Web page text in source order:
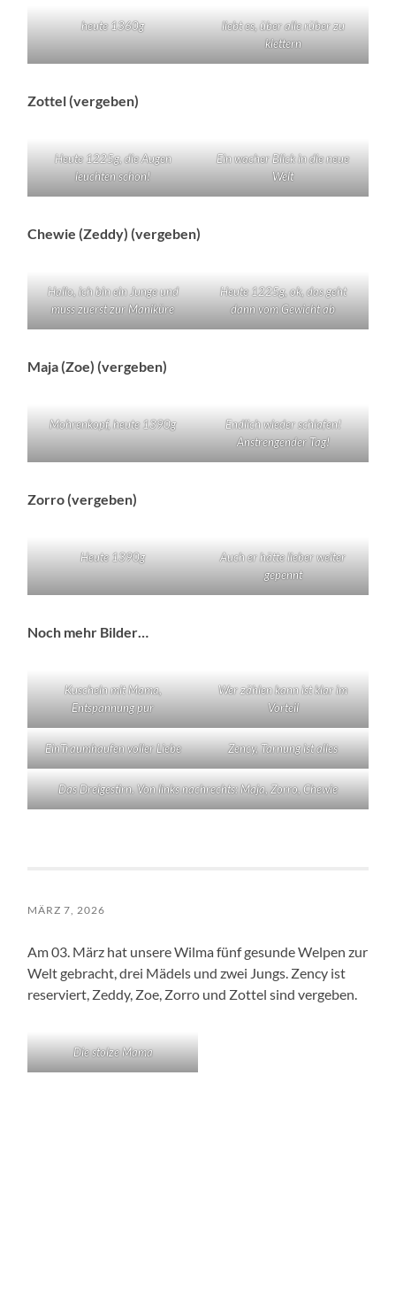
heute 1360g
liebt es, über alle rüber zu
klettern
Zottel (vergeben)
Heute 1225g, die Augen
leuchten schon!
Ein wacher Blick in die neue
Welt
Chewie (Zeddy) (vergeben)
Hallo, ich bin ein Junge und
muss zuerst zur Maniküre
Heute 1225g, ok, das geht
dann vom Gewicht ab
Maja (Zoe) (vergeben)
Mohrenkopf, heute 1390g
Endlich wieder schlafen!
Anstrengender Tag!
Zorro (vergeben)
Heute 1390g
Auch er hätte lieber weiter
gepennt
Noch mehr Bilder…
Kuscheln mit Mama,
Entspannung pur
Wer zählen kann ist klar im
Vorteil
EinTraumhaufen voller Liebe Zency, Tarnung ist alles
Das Dreigestirn. Von links nachrechts: Maja, Zorro, Chewie
MÄRZ 7, 2026
Am 03. März hat unsere Wilma fünf gesunde Welpen zur
Welt gebracht, drei Mädels und zwei Jungs. Zency ist
reserviert, Zeddy, Zoe, Zorro und Zottel sind vergeben.
Die stolze Mama